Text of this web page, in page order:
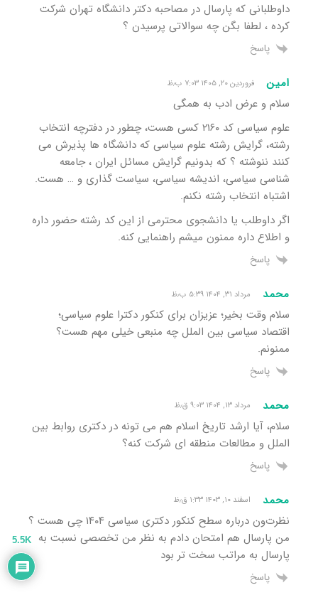
داوطلبانی که پارسال در مصاحبه دکتر دانشگاه تهران شرکت
کرده ، لطفا بگن چه سوالاتی پرسیدن ؟
پاسخ
امین فروردین ۲۰, ۱۴۰۵ ۷:۰۳ ب٫ظ
سلام و عرض ادب به همگی
علوم سیاسی کد ۲۱۶۰ کسی هست، چطور در دفترچه انتخاب
رشته، گرایش رشته علوم سیاسی که دانشگاه ها پذیرش می
کنند ننوشته ؟ که بدونیم گرایش مسائل ایران ، جامعه
شناسی سیاسی، اندیشه سیاسی، سیاست گذاری و … هست.
اشتباه انتخاب رشته نکنم.
اگر داوطلب یا دانشجوی محترمی از این کد رشته حضور داره
و اطلاع داره ممنون میشم راهنمایی کنه.
پاسخ
محمد مرداد ۳۱, ۱۴۰۴ ۵:۳۹ ب٫ظ
سلام وقت بخیر؛ عزیزان برای کنکور دکترا علوم سیاسی؛
اقتصاد سیاسی بین الملل چه منبعی خیلی مهم هست؟
ممنونم.
پاسخ
محمد مرداد ۱۳, ۱۴۰۴ ۹:۰۳ ق٫ظ
سلام، آیا ارشد تاریخ اسلام هم می تونه در دکتری روابط بین
الملل و مطالعات منطقه ای شرکت کنه؟
پاسخ
محمد اسفند ۱۰, ۱۴۰۳ ۱:۳۳ ق٫ظ
نظرت‌ون درباره سطح کنکور دکتری سیاسی ۱۴۰۴ چی هست ؟
من پارسال هم امتحان دادم به نظر من تخصصی نسبت به
پارسال به مراتب سخت تر بود
پاسخ
5.5K